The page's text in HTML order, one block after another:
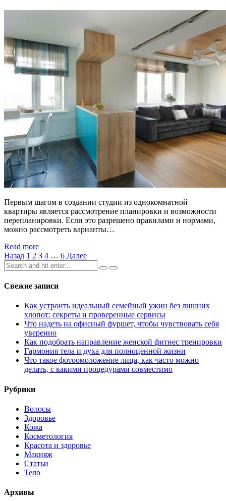
Первым шагом в создании студии из однокомнатной
квартиры является рассмотрение планировки и возможности
перепланировки. Если это разрешено правилами и нормами,
можно рассмотреть варианты…
Read more
Пагинация
записей
Назад 1 2 3 4 … 6 Далее
Search
for:
Свежие записи
Как устроить идеальный семейный ужин без лишних
хлопот: секреты и проверенные сервисы
Что надеть на офисный фуршет, чтобы чувствовать себя
уверенно
Как подобрать направление женской фитнес тренировки
Гармония тела и духа для полноценной жизни
Что такое фотоомоложение лица, как часто можно
делать, с какими процедурами совместимо
Рубрики
Волосы
Здоровье
Кожа
Косметология
Красота и здоровье
Макияж
Статьи
Тело
Архивы